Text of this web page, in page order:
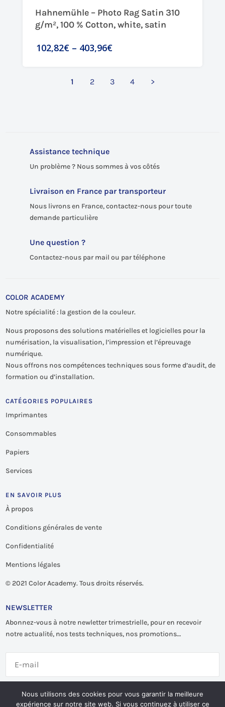
Hahnemühle – Photo Rag Satin 310
g/m², 100 % Cotton, white, satin
102,82€ – 403,96€
1 2 3 4 >
Assistance technique
Un problème ? Nous sommes à vos côtés
Livraison en France par transporteur
Nous livrons en France, contactez-nous pour toute
demande particulière
Une question ?
Contactez-nous par mail ou par téléphone
COLOR ACADEMY
Notre spécialité : la gestion de la couleur.
Nous proposons des solutions matérielles et logicielles pour la
numérisation, la visualisation, l’impression et l’épreuvage
numérique.
Nous offrons nos compétences techniques sous forme d’audit, de
formation ou d’installation.
CATÉGORIES POPULAIRES
Imprimantes
Consommables
Papiers
Services
EN SAVOIR PLUS
À propos
Conditions générales de vente
Confidentialité
Mentions légales
© 2021 Color Academy. Tous droits réservés.
NEWSLETTER
Abonnez-vous à notre newletter trimestrielle, pour en recevoir
notre actualité, nos tests techniques, nos promotions…
S'abonner
Nous utilisons des cookies pour vous garantir la meilleure
expérience sur notre site web. Si vous continuez à utiliser ce